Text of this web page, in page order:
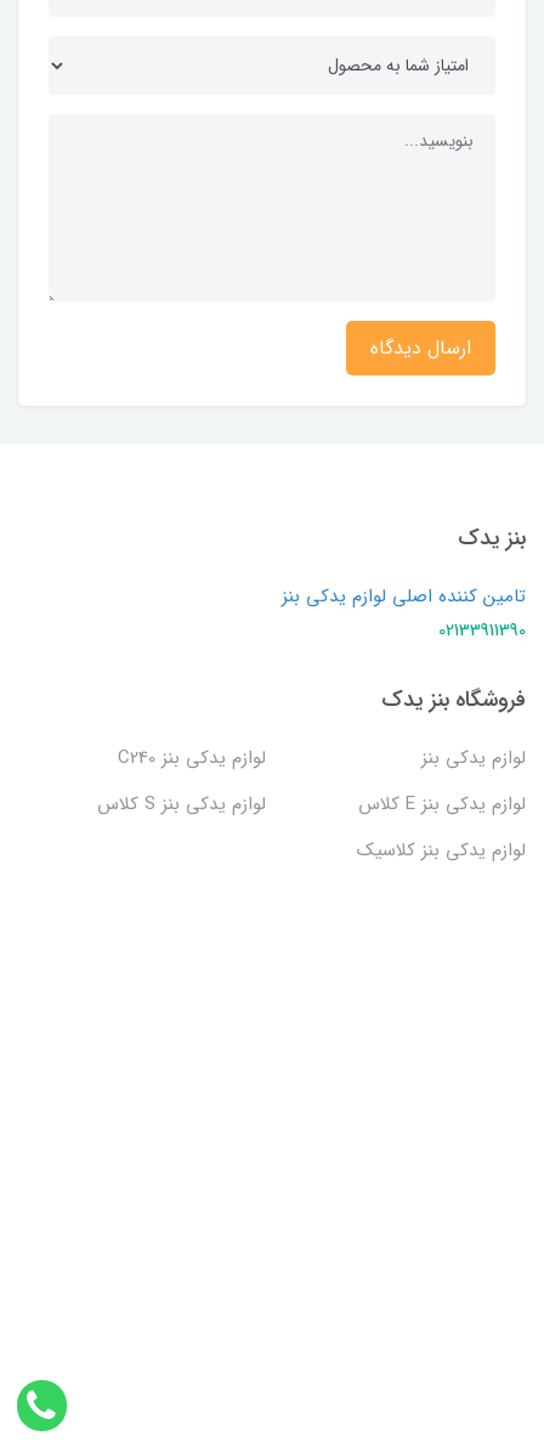
ارسال دیدگاه
بنز یدک
تامین کننده اصلی لوازم یدکی بنز
02133911390
فروشگاه بنز یدک
لوازم یدکی بنز
لوازم یدکی بنز C240
لوازم یدکی بنز E کلاس
لوازم یدکی بنز S کلاس
لوازم یدکی بنز کلاسیک